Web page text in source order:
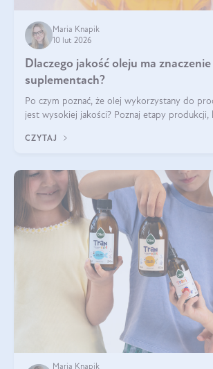
Maria Knapik
10 lut 2026
Dlaczego jakość oleju ma
suplementach?
Po czym poznać, że olej wykorzystany do
jest wysokiej jakości? Poznaj etapy produkcji,
CZYTAJ
Maria Knapik